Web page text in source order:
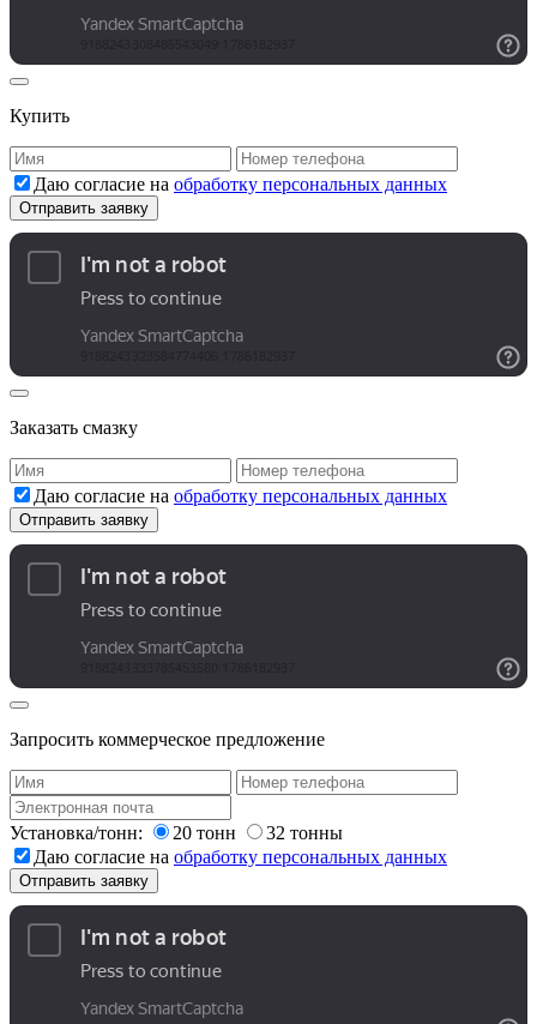
Купить
Даю согласие на обработку персональных данных
Заказать смазку
Даю согласие на обработку персональных данных
Запросить коммерческое предложение
Установка/тонн: 20 тонн
32 тонны
Даю согласие на обработку персональных данных